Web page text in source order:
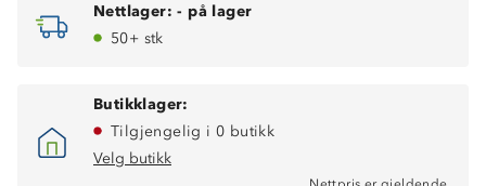
Nettlager: - på lager
50+ stk
Butikklager:
Tilgjengelig i 0 butikk
Velg butikk